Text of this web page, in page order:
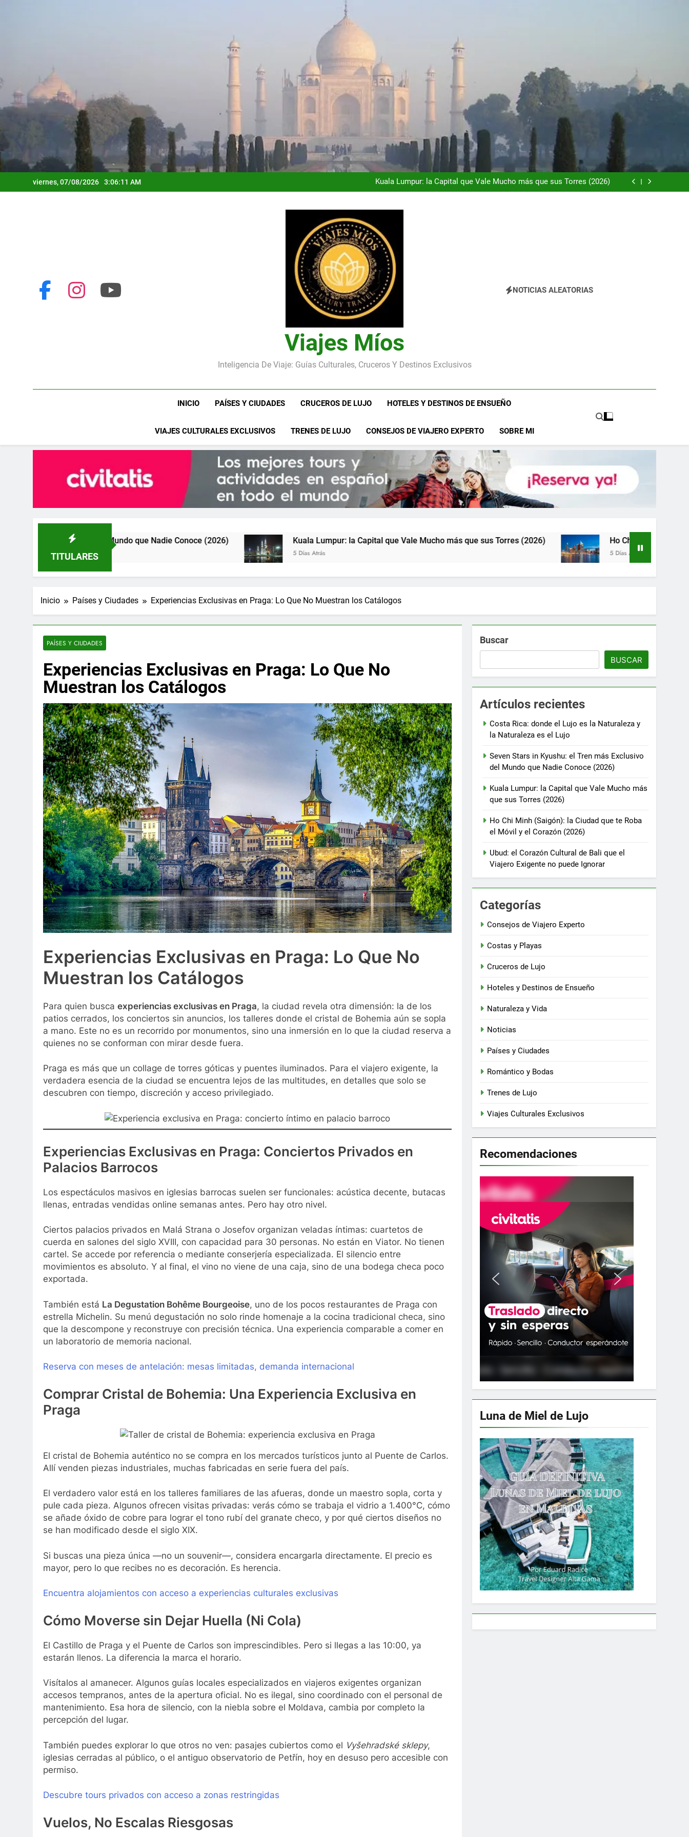
viernes, 07/08/2026 3:06:12 AM
Ho Chi Minh (Saigón): la Ciudad que te Roba el Móvil y el Corazón (2026)
Costa Rica: donde el Lujo es la Naturaleza y la Naturaleza es el Lujo
Seven Stars in Kyushu: el Tren más Exclusivo del Mundo que Nadie Conoce
(2026)
Kuala Lumpur: la Capital que Vale Mucho más que sus Torres (2026)
Ho Chi Minh (Saigón): la Ciudad que te Roba el Móvil y el Corazón (2026)
Costa Rica: donde el Lujo es la Naturaleza y la Naturaleza es el Lujo
Kuala Lumpur: la Capital que Vale Mucho más que sus Torres (2026)
Ho Chi Minh (Saigón): la Ciudad que te Roba el Móvil y el Corazón (2026)
Viajes Míos
Inteligencia De Viaje: Guías Culturales, Cruceros Y Destinos Exclusivos
NOTICIAS ALEATORIAS
INICIO PAÍSES Y CIUDADES CRUCEROS DE LUJO HOTELES Y DESTINOS DE ENSUEÑO
VIAJES CULTURALES EXCLUSIVOS TRENES DE LUJO CONSEJOS DE VIAJERO EXPERTO SOBRE MI
TITULARES
del Mundo que Nadie Conoce (2026) Kuala Lumpur: la Capital que Vale Mucho más que sus Torres (2026)
5 Días Atrás
Ho Chi Minh (Saigón): la Ciudad que te
5 Días Atrás
Inicio Países y Ciudades Experiencias Exclusivas en Praga: Lo Que No Muestran los Catálogos
PAÍSES Y CIUDADES
Experiencias Exclusivas en Praga: Lo Que No
Muestran los Catálogos
Experiencias Exclusivas en Praga: Lo Que No
Muestran los Catálogos
Para quien busca experiencias exclusivas en Praga, la ciudad revela otra dimensión: la de los
patios cerrados, los conciertos sin anuncios, los talleres donde el cristal de Bohemia aún se sopla
a mano. Este no es un recorrido por monumentos, sino una inmersión en lo que la ciudad reserva a
quienes no se conforman con mirar desde fuera.
Praga es más que un collage de torres góticas y puentes iluminados. Para el viajero exigente, la
verdadera esencia de la ciudad se encuentra lejos de las multitudes, en detalles que solo se
descubren con tiempo, discreción y acceso privilegiado.
Experiencias Exclusivas en Praga: Conciertos Privados en
Palacios Barrocos
Los espectáculos masivos en iglesias barrocas suelen ser funcionales: acústica decente, butacas
llenas, entradas vendidas online semanas antes. Pero hay otro nivel.
Ciertos palacios privados en Malá Strana o Josefov organizan veladas íntimas: cuartetos de
cuerda en salones del siglo XVIII, con capacidad para 30 personas. No están en Viator. No tienen
cartel. Se accede por referencia o mediante conserjería especializada. El silencio entre
movimientos es absoluto. Y al final, el vino no viene de una caja, sino de una bodega checa poco
exportada.
También está La Degustation Bohême Bourgeoise, uno de los pocos restaurantes de Praga con
estrella Michelin. Su menú degustación no solo rinde homenaje a la cocina tradicional checa, sino
que la descompone y reconstruye con precisión técnica. Una experiencia comparable a comer en
un laboratorio de memoria nacional.
Reserva con meses de antelación: mesas limitadas, demanda internacional
Comprar Cristal de Bohemia: Una Experiencia Exclusiva en
Praga
El cristal de Bohemia auténtico no se compra en los mercados turísticos junto al Puente de Carlos.
Allí venden piezas industriales, muchas fabricadas en serie fuera del país.
El verdadero valor está en los talleres familiares de las afueras, donde un maestro sopla, corta y
pule cada pieza. Algunos ofrecen visitas privadas: verás cómo se trabaja el vidrio a 1.400°C, cómo
se añade óxido de cobre para lograr el tono rubí del granate checo, y por qué ciertos diseños no
se han modificado desde el siglo XIX.
Si buscas una pieza única —no un souvenir—, considera encargarla directamente. El precio es
mayor, pero lo que recibes no es decoración. Es herencia.
Encuentra alojamientos con acceso a experiencias culturales exclusivas
Cómo Moverse sin Dejar Huella (Ni Cola)
El Castillo de Praga y el Puente de Carlos son imprescindibles. Pero si llegas a las 10:00, ya
estarán llenos. La diferencia la marca el horario.
Visítalos al amanecer. Algunos guías locales especializados en viajeros exigentes organizan
accesos tempranos, antes de la apertura oficial. No es ilegal, sino coordinado con el personal de
mantenimiento. Esa hora de silencio, con la niebla sobre el Moldava, cambia por completo la
percepción del lugar.
También puedes explorar lo que otros no ven: pasajes cubiertos como el Vyšehradské sklepy,
iglesias cerradas al público, o el antiguo observatorio de Petřín, hoy en desuso pero accesible con
permiso.
Descubre tours privados con acceso a zonas restringidas
Vuelos, No Escalas Riesgosas
Buscar
BUSCAR
Artículos recientes
Costa Rica: donde el Lujo es la Naturaleza y
la Naturaleza es el Lujo
Seven Stars in Kyushu: el Tren más Exclusivo
del Mundo que Nadie Conoce (2026)
Kuala Lumpur: la Capital que Vale Mucho más
que sus Torres (2026)
Ho Chi Minh (Saigón): la Ciudad que te Roba
el Móvil y el Corazón (2026)
Ubud: el Corazón Cultural de Bali que el
Viajero Exigente no puede Ignorar
Categorías
Consejos de Viajero Experto
Costas y Playas
Cruceros de Lujo
Hoteles y Destinos de Ensueño
Naturaleza y Vida
Noticias
Países y Ciudades
Romántico y Bodas
Trenes de Lujo
Viajes Culturales Exclusivos
Recomendaciones
Luna de Miel de Lujo